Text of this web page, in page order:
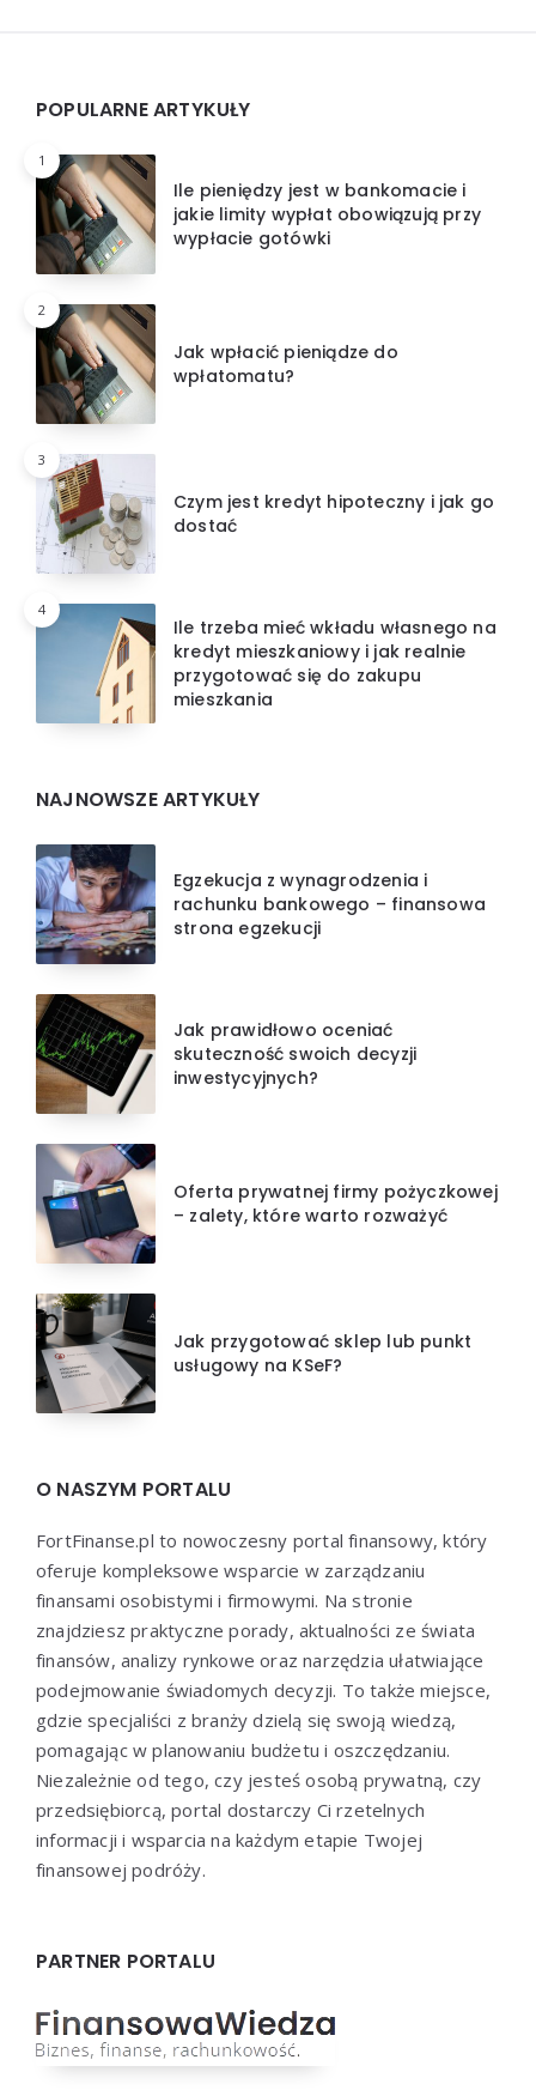
Widgets
POPULARNE ARTYKUŁY
1
Ile pieniędzy jest w bankomacie i
jakie limity wypłat obowiązują przy
wypłacie gotówki
2
Jak wpłacić pieniądze do
wpłatomatu?
3
Czym jest kredyt hipoteczny i jak go
dostać
4
Ile trzeba mieć wkładu własnego na
kredyt mieszkaniowy i jak realnie
przygotować się do zakupu
mieszkania
NAJNOWSZE ARTYKUŁY
Egzekucja z wynagrodzenia i
rachunku bankowego – finansowa
strona egzekucji
Jak prawidłowo oceniać
skuteczność swoich decyzji
inwestycyjnych?
Oferta prywatnej firmy pożyczkowej
– zalety, które warto rozważyć
Jak przygotować sklep lub punkt
usługowy na KSeF?
O NASZYM PORTALU
FortFinanse.pl to nowoczesny portal finansowy, który
oferuje kompleksowe wsparcie w zarządzaniu
finansami osobistymi i firmowymi. Na stronie
znajdziesz praktyczne porady, aktualności ze świata
finansów, analizy rynkowe oraz narzędzia ułatwiające
podejmowanie świadomych decyzji. To także miejsce,
gdzie specjaliści z branży dzielą się swoją wiedzą,
pomagając w planowaniu budżetu i oszczędzaniu.
Niezależnie od tego, czy jesteś osobą prywatną, czy
przedsiębiorcą, portal dostarczy Ci rzetelnych
informacji i wsparcia na każdym etapie Twojej
finansowej podróży.
PARTNER PORTALU